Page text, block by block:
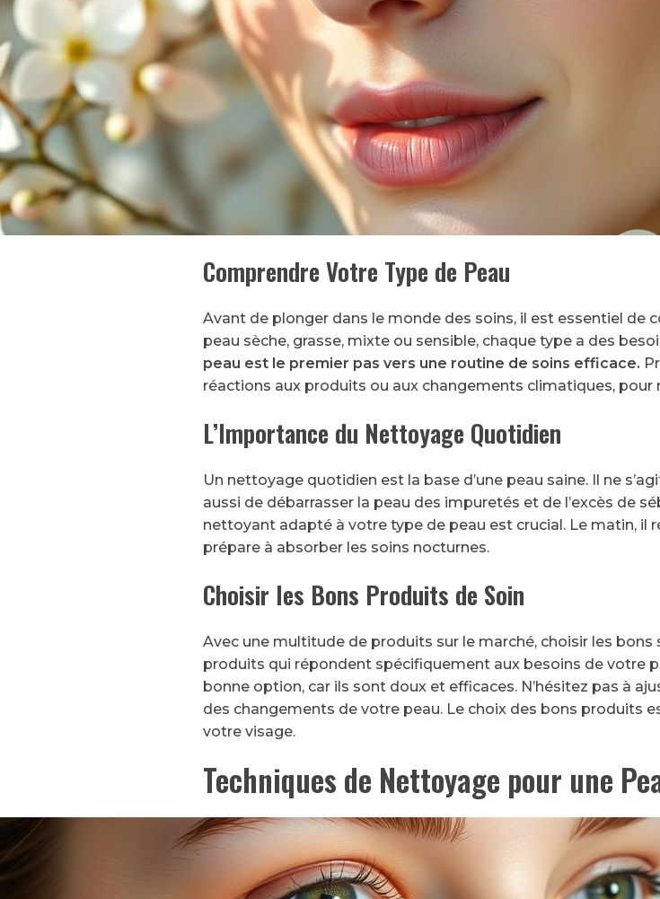
Comprendre Votre Type de Peau
Avant de plonger dans le monde des soins, il est essentiel de
peau sèche, grasse, mixte ou sensible, chaque type a des
peau est le premier pas vers une routine de soins efficace.
réactions aux produits ou aux changements climatiques, pour
L’Importance du Nettoyage Quotidien
Un nettoyage quotidien est la base d’une peau saine. Il ne
aussi de débarrasser la peau des impuretés et de l’excès de
nettoyant adapté à votre type de peau est crucial. Le matin, il
prépare à absorber les soins nocturnes.
Choisir les Bons Produits de Soin
Avec une multitude de produits sur le marché, choisir les
produits qui répondent spécifiquement aux besoins de votre
bonne option, car ils sont doux et efficaces. N’hésitez pas à
des changements de votre peau. Le choix des bons produits
votre visage.
Techniques de Nettoyage pour une